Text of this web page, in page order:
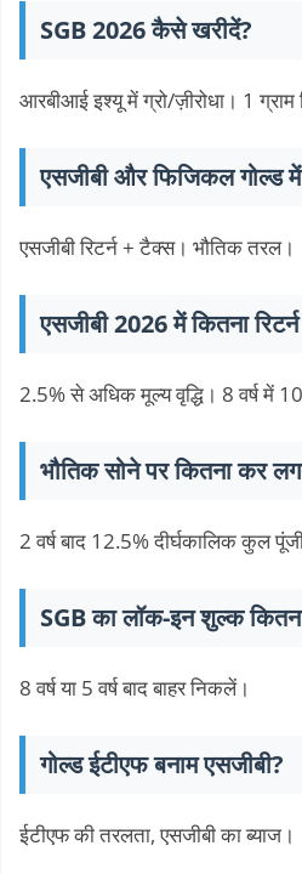
SGB ​​2026 कैसे खरीदें?
आरबीआई इश्यू में ग्रो/ज़ीरोधा। 1
एसजीबी और फिजिकल गोल्ड
एसजीबी रिटर्न + टैक्स। भौतिक तरल।
एसजीबी 2026 में कितना
2.5% से अधिक मूल्य वृद्धि। 8 वर्ष में
भौतिक सोने पर कितना कर
2 वर्ष बाद 12.5% ​​दीर्घकालिक कुल
SGB ​​का लॉक-इन शुल्क
8 वर्ष या 5 वर्ष बाद बाहर निकलें।
गोल्ड ईटीएफ बनाम एसजीबी?
ईटीएफ की तरलता, एसजीबी का ब्याज।